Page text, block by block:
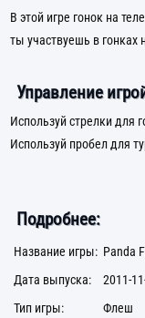
В этой игре гонок на
ты участвуешь в
Управление
Используй стрелки для
Используй пробел для
Подробнее:
Название игры: Panda
Дата выпуска:
2011-
Тип игры:
Флеш